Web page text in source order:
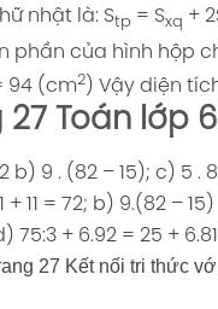
nhật là: Stp = Sxq +
phần của hình hộp
94 (cm2 ) Vậy diện
27 Toán lớp 6
b) 9 . (82 – 15); c) 5 .
+ 11 = 72; b) 9.(82 –
75:3 + 6.92 = 25 +
27 Kết nối tri thức